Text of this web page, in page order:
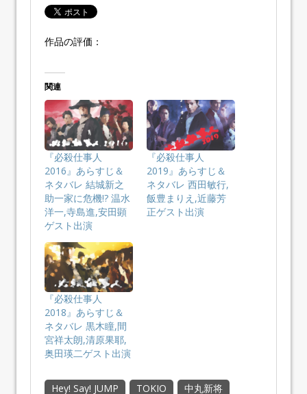
作品の評価：
関連
『必殺仕事人
2016』あらすじ＆
ネタバレ 結城新之
助一家に危機!? 温水
洋一,寺島進,安田顕
ゲスト出演
『必殺仕事人
2019』あらすじ＆
ネタバレ 西田敏行,
飯豊まりえ,近藤芳
正ゲスト出演
『必殺仕事人
2018』あらすじ＆
ネタバレ 黒木瞳,間
宮祥太朗,清原果耶,
奥田瑛二ゲスト出演
Hey! Say! JUMP TOKIO 中丸新将